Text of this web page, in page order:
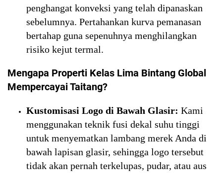
penghangat konveksi yang telah dipanaskan
sebelumnya. Pertahankan kurva pemanasan
bertahap guna sepenuhnya menghilangkan
risiko kejut termal.
Mengapa Properti Kelas Lima Bintang Global
Mempercayai Taitang?
Kustomisasi Logo di Bawah Glasir: Kami
menggunakan teknik fusi dekal suhu tinggi
untuk menyematkan lambang merek Anda di
bawah lapisan glasir, sehingga logo tersebut
tidak akan pernah terkelupas, pudar, atau aus